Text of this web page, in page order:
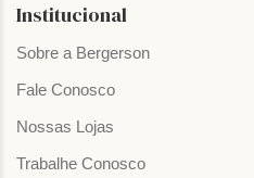
Institucional
Sobre a Bergerson
Fale Conosco
Nossas Lojas
Trabalhe Conosco